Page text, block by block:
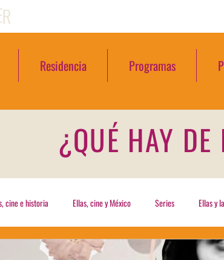
Residencia Programas
¿QUÉ HAY DE
cine e historia Ellas, cine y México Series Ellas y
del cinematógrafo News